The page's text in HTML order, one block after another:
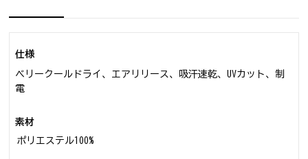
仕様
ベリークールドライ、エアリリース、吸汗速乾、UVカット、制
電
素材
ポリエステル100%